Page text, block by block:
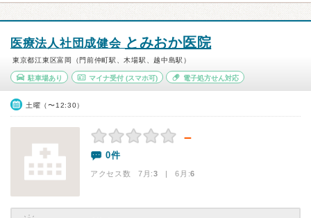
医療法人社団成健会 とみおか医院
東京都江東区富岡（門前仲町駅、木場駅、越中島駅）
駐車場あり マイナ受付(スマホ可) 電子処方せん対応
土曜（〜12:30）
－
0件
アクセス数 7月:3 | 6月:6